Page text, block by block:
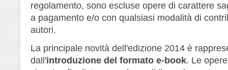
regolamento, sono escluse opere di carattere
a pagamento e/o con qualsiasi modalità di
autori.
La principale novità dell'edizione 2014 è
dall'introduzione del formato e-book. Le